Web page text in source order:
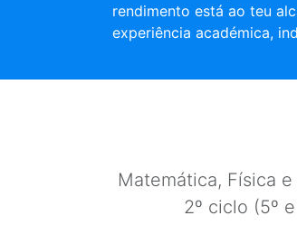
rendimento está ao teu
experiência académica,
Matemática, Física
2º ciclo (5º